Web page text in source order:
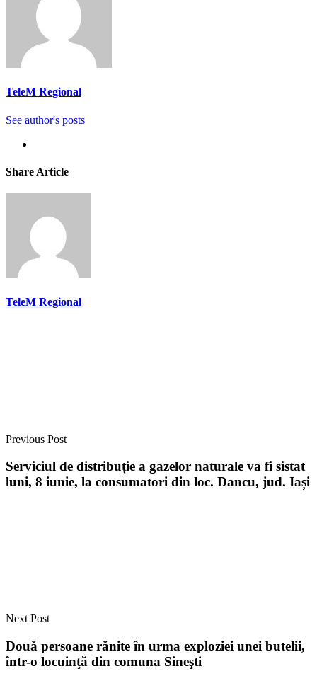
TeleM Regional
See author's posts
Share Article
TeleM Regional
Previous Post
Serviciul de distribuție a gazelor naturale va fi sistat
luni, 8 iunie, la consumatori din loc. Dancu, jud. Iași
Next Post
Două persoane rănite în urma exploziei unei butelii,
într-o locuinţă din comuna Sineşti